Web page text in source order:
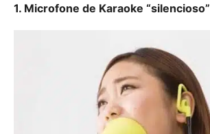
1. Microfone de Karaoke “silencioso”